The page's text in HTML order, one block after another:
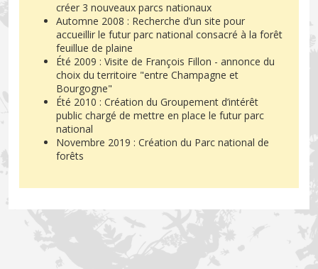
créer 3 nouveaux parcs nationaux
Automne 2008 : Recherche d’un site pour
accueillir le futur parc national consacré à la forêt
feuillue de plaine
Été 2009 : Visite de François Fillon - annonce du
choix du territoire "entre Champagne et
Bourgogne"
Été 2010 : Création du Groupement d’intérêt
public chargé de mettre en place le futur parc
national
Novembre 2019 : Création du Parc national de
forêts